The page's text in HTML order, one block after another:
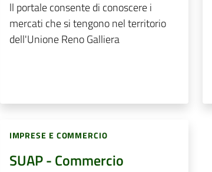
ll portale consente di conoscere i
mercati che si tengono nel territorio
dell'Unione Reno Galliera
IMPRESE E COMMERCIO
SUAP - Commercio